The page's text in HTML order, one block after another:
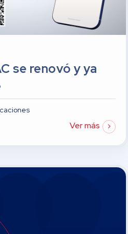
se renovó y ya
Ver más